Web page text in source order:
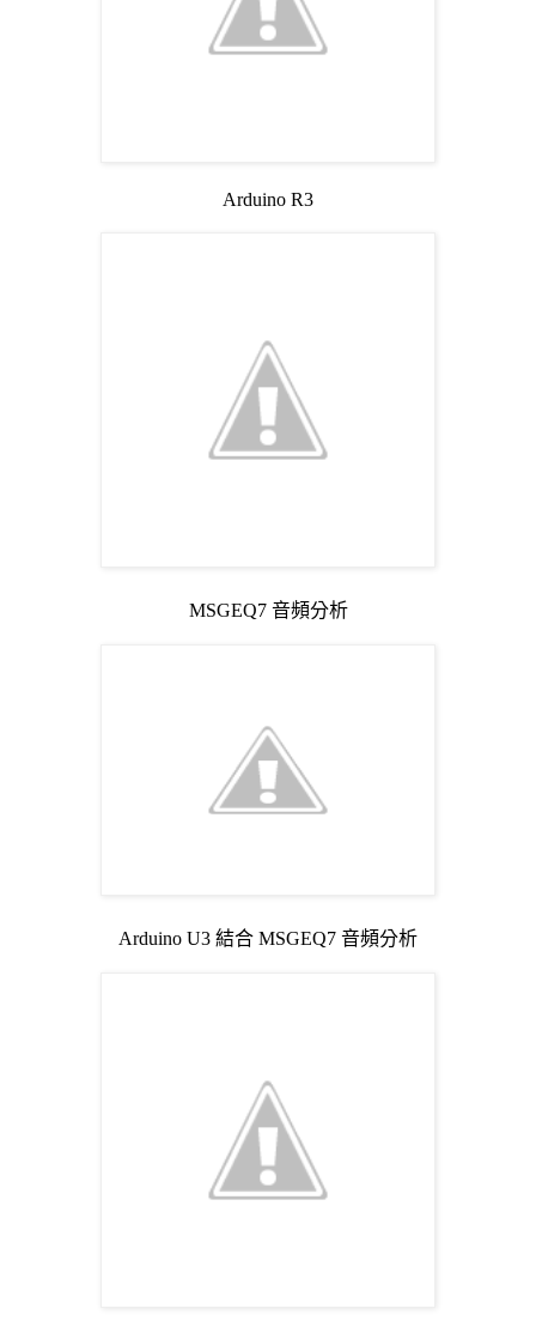
Arduino R3
MSGEQ7 音頻分析
Arduino U3 結合 MSGEQ7 音頻分析